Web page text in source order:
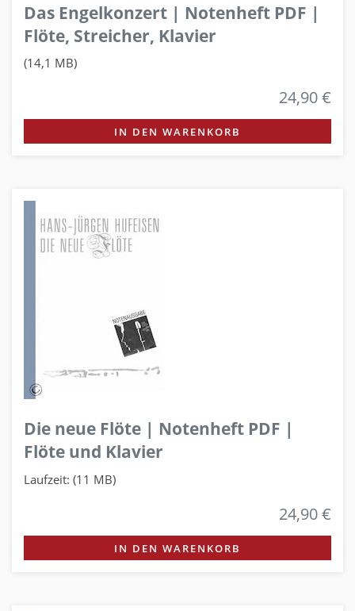
Das Engelkonzert | Notenheft PDF |
Flöte, Streicher, Klavier
(14,1 MB)
24,90 €
IN DEN WARENKORB
Die neue Flöte | Notenheft PDF |
Flöte und Klavier
Laufzeit: (11 MB)
24,90 €
IN DEN WARENKORB